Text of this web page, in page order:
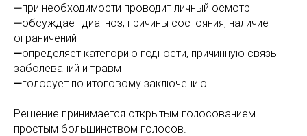
➖при необходимости проводит личный осмотр
➖обсуждает диагноз, причины состояния, наличие
ограничений
➖определяет категорию годности, причинную связь
заболеваний и травм
➖голосует по итоговому заключению
Решение принимается открытым голосованием
простым большинством голосов.